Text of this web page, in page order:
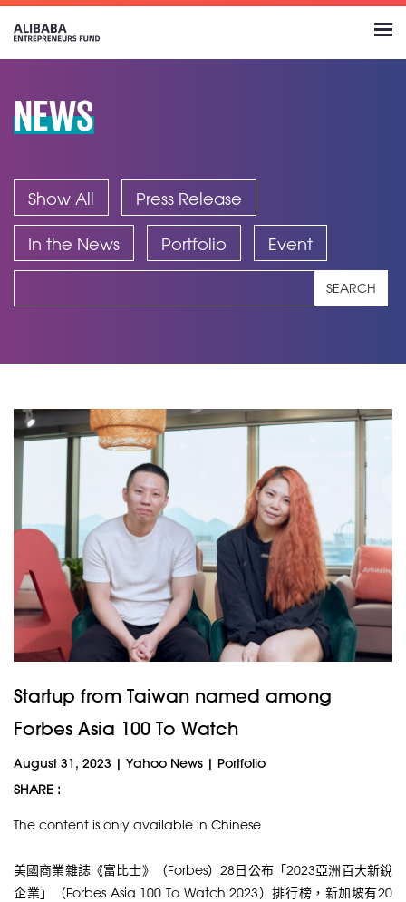
NEWS
Show All Press Release
In the News Portfolio Event
SEARCH
Startup from Taiwan named among
Forbes Asia 100 To Watch
August 31, 2023 | Yahoo News | Portfolio
SHARE :
The content is only available in Chinese
美國商業雜誌《富比士》（Forbes）28日公布「2023亞洲百大新銳
企業」（Forbes Asia 100 To Watch 2023）排行榜，新加坡有20